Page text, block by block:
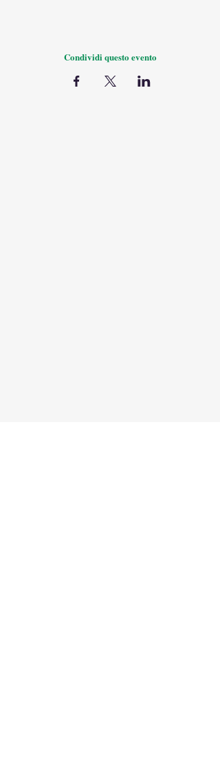
Condividi questo evento